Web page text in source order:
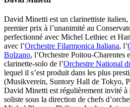
David Minetti est un clarinettiste
premier prix à l’unanimité au
perfectionné avec Michel Lethiec et
avec l’Orchestre Filarmonica Italiana, l’
Bolzano, l’Orchestre Poitou-Charentes
clarinette-solo de l’Orchestre National
lequel il s’est produit dans les plus
(Musikverein, Suntory Hall de Tokyo,
David Minetti est régulièrement invité à
soliste sous la direction de chefs